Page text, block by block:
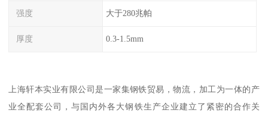
强度 大于280兆帕
厚度 0.3-1.5mm
上海轩本实业有限公司是一家集钢铁贸易，物流，加工为一体的产
业全配套公司，与国内外各大钢铁生产企业建立了紧密的合作关